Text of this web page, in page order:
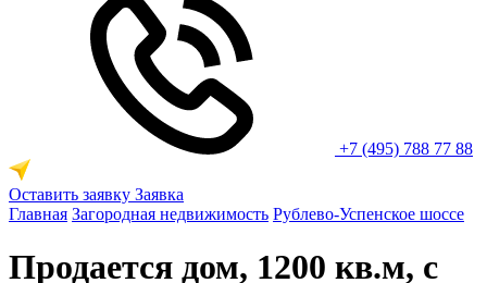
+7 (495) 788 77 88
Оставить заявку Заявка
Главная Загородная недвижимость Рублево-Успенское шоссе
Продается дом, 1200 кв.м, с